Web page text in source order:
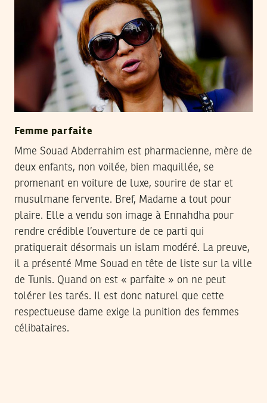
Femme parfaite
Mme Souad Abderrahim est pharmacienne, mère de
deux enfants, non voilée, bien maquillée, se
promenant en voiture de luxe, sourire de star et
musulmane fervente. Bref, Madame a tout pour
plaire. Elle a vendu son image à Ennahdha pour
rendre crédible l’ouverture de ce parti qui
pratiquerait désormais un islam modéré. La preuve,
il a présenté Mme Souad en tête de liste sur la ville
de Tunis. Quand on est « parfaite » on ne peut
tolérer les tarés. Il est donc naturel que cette
respectueuse dame exige la punition des femmes
célibataires.